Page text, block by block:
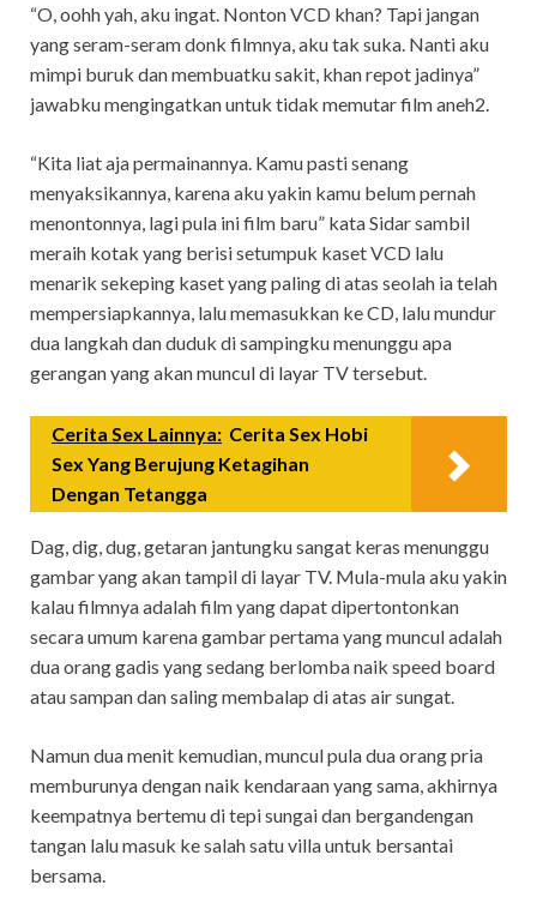
“O, oohh yah, aku ingat. Nonton VCD khan? Tapi jangan
yang seram-seram donk filmnya, aku tak suka. Nanti aku
mimpi buruk dan membuatku sakit, khan repot jadinya”
jawabku mengingatkan untuk tidak memutar film aneh2.
“Kita liat aja permainannya. Kamu pasti senang
menyaksikannya, karena aku yakin kamu belum pernah
menontonnya, lagi pula ini film baru” kata Sidar sambil
meraih kotak yang berisi setumpuk kaset VCD lalu
menarik sekeping kaset yang paling di atas seolah ia telah
mempersiapkannya, lalu memasukkan ke CD, lalu mundur
dua langkah dan duduk di sampingku menunggu apa
gerangan yang akan muncul di layar TV tersebut.
Cerita Sex Lainnya: Cerita Sex Hobi
Sex Yang Berujung Ketagihan
Dengan Tetangga
Dag, dig, dug, getaran jantungku sangat keras menunggu
gambar yang akan tampil di layar TV. Mula-mula aku yakin
kalau filmnya adalah film yang dapat dipertontonkan
secara umum karena gambar pertama yang muncul adalah
dua orang gadis yang sedang berlomba naik speed board
atau sampan dan saling membalap di atas air sungat.
Namun dua menit kemudian, muncul pula dua orang pria
memburunya dengan naik kendaraan yang sama, akhirnya
keempatnya bertemu di tepi sungai dan bergandengan
tangan lalu masuk ke salah satu villa untuk bersantai
bersama.